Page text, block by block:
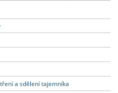
a sdělení tajemníka